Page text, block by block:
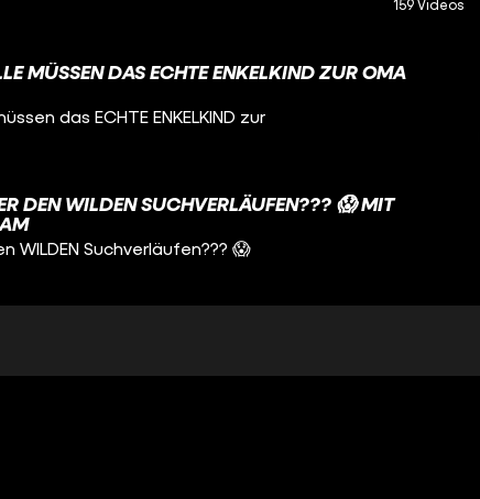
159 Videos
MÜSSEN DAS ECHTE ENKELKIND ZUR OMA
das ECHTE ENKELKIND zur
DEN WILDEN SUCHVERLÄUFEN??? 😱 MIT
WILDEN Suchverläufen??? 😱
die EX verkuppelt?! 😱 m